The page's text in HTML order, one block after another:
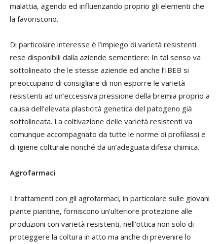
malattia, agendo ed influenzando proprio gli elementi che
la favoriscono.
Di particolare interesse è l’impiego di varietà resistenti
rese disponibili dalla aziende sementiere: In tal senso va
sottolineato che le stesse aziende ed anche l’IBEB si
preoccupano di consigliare di non esporre le varietà
resistenti ad un’eccessiva pressione della bremia proprio a
causa dell’elevata plasticità genetica del patogeno già
sottolineata. La coltivazione delle varietà resistenti va
comunque accompagnato da tutte le norme di profilassi e
di igiene colturale nonché da un’adeguata difesa chimica.
Agrofarmaci
I trattamenti con gli agrofarmaci, in particolare sulle giovani
piante piantine, forniscono un’ulteriore protezione alle
produzioni con varietà resistenti, nell’ottica non solo di
proteggere la coltura in atto ma anche di prevenire lo